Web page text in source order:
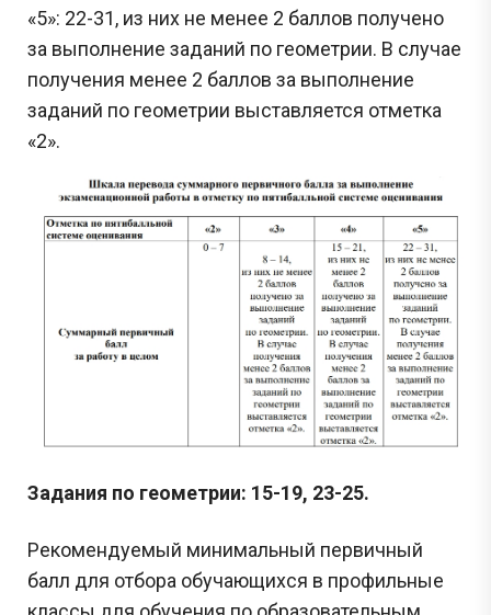
«5»: 22-31, из них не менее 2 баллов получено
за выполнение заданий по геометрии. В случае
получения менее 2 баллов за выполнение
заданий по геометрии выставляется отметка
«2».
Задания по геометрии: 15-19, 23-25.
Рекомендуемый минимальный первичный
балл для отбора обучающихся в профильные